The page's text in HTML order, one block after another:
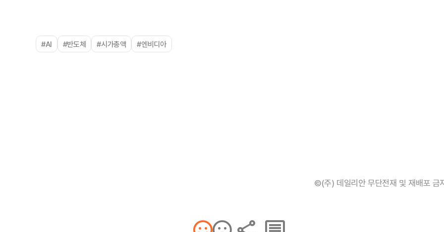
#AI #반도체 #시가총액 #엔비디아
©(주) 데일리안 무단전재 및 재배포 금